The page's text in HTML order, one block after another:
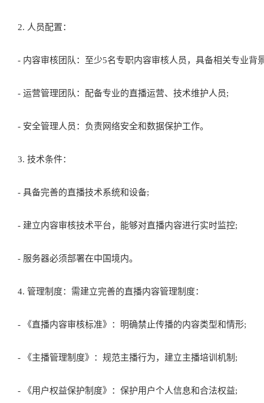
2. 人员配置：
- 内容审核团队：至少5名专职内容审核人员，具备相关专业背
- 运营管理团队：配备专业的直播运营、技术维护人员;
- 安全管理人员：负责网络安全和数据保护工作。
3. 技术条件：
- 具备完善的直播技术系统和设备;
- 建立内容审核技术平台，能够对直播内容进行实时监控;
- 服务器必须部署在中国境内。
4. 管理制度：需建立完善的直播内容管理制度：
- 《直播内容审核标准》：明确禁止传播的内容类型和情形;
- 《主播管理制度》：规范主播行为，建立主播培训机制;
- 《用户权益保护制度》：保护用户个人信息和合法权益;